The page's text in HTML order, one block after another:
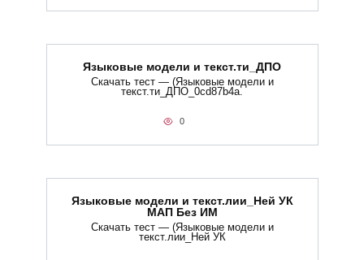
Языковые модели и текст.ти_ДПО
Скачать тест — (Языковые модели и
текст.ти_ДПО_0cd87b4a.
0
Языковые модели и текст.лии_Ней УК
МАП Без ИМ
Скачать тест — (Языковые модели и
текст.лии_Ней УК